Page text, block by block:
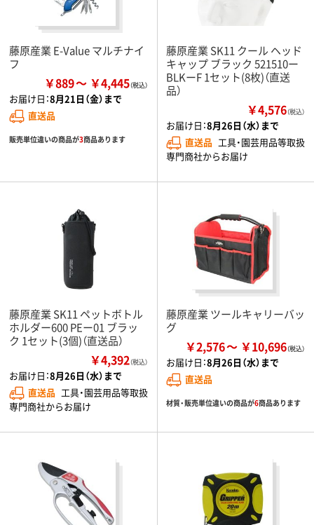
藤原産業 E-Value マルチナイ
フ
￥889 ￥4,445
お届け日：8月21日（金）まで
直送品
販売単位違いの商品が3商品あります
藤原産業 SK11 クール ヘッド
キャップ ブラック 521510ー
BLKーF 1セット(8枚)（直送
品）
￥4,576（税込）
お届け日：8月26日（水）まで
直送品 工具・園芸用品等取扱
専門商社からお届け
藤原産業 SK11 ペットボトル
ホルダー600 PEー01 ブラッ
ク 1セット(3個)（直送品）
￥4,392（税込）
お届け日：8月26日（水）まで
直送品 工具・園芸用品等取扱
専門商社からお届け
藤原産業 ツールキャリーバッ
グ
￥2,576 ￥10,696
お届け日：8月26日（水）まで
直送品
材質・販売単位違いの商品が6商品あります